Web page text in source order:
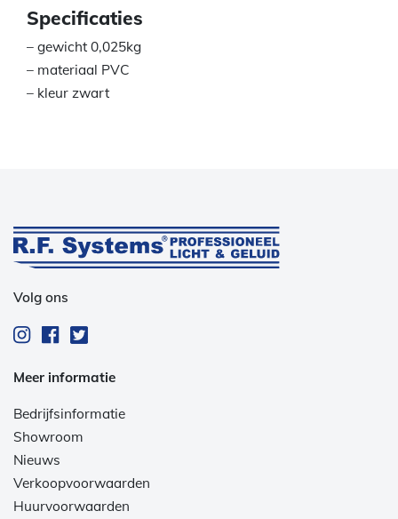
Specificaties
– gewicht 0,025kg
– materiaal PVC
– kleur zwart
Volg ons
Meer informatie
Bedrijfsinformatie
Showroom
Nieuws
Verkoopvoorwaarden
Huurvoorwaarden